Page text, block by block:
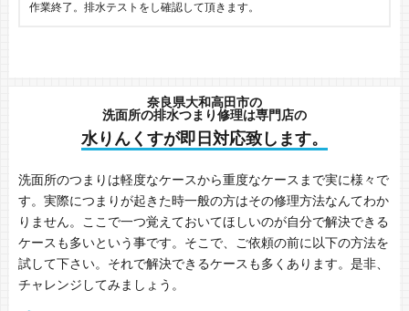
作業終了。排水テストをし確認して頂きます。
奈良県大和高田市の
洗面所の排水つまり修理は専門店の
水りんくすが即日対応致します。
洗面所のつまりは軽度なケースから重度なケースまで実に様々で
す。実際につまりが起きた時一般の方はその修理方法なんてわか
りません。ここで一つ覚えておいてほしいのが自分で解決できる
ケースも多いという事です。そこで、ご依頼の前に以下の方法を
試して下さい。それで解決できるケースも多くあります。是非、
チャレンジしてみましょう。